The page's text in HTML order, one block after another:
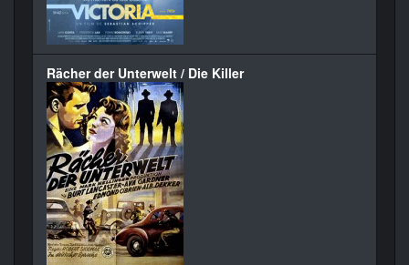
Rächer der Unterwelt / Die Killer